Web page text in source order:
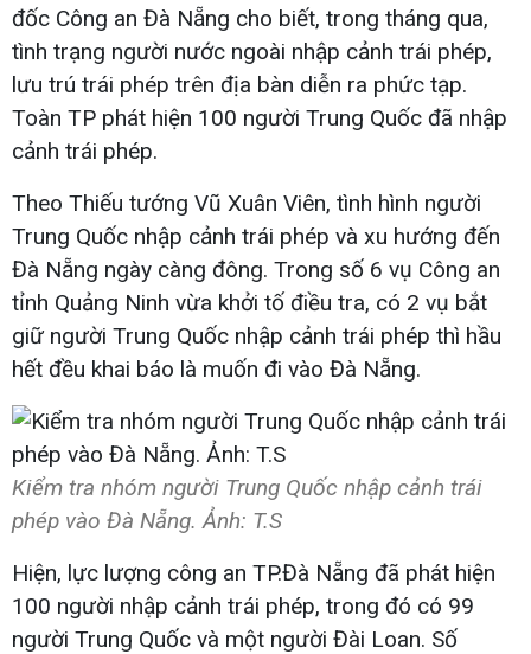
đốc Công an Đà Nẵng cho biết, trong tháng qua,
tình trạng người nước ngoài nhập cảnh trái phép,
lưu trú trái phép trên địa bàn diễn ra phức tạp.
Toàn TP phát hiện 100 người Trung Quốc đã nhập
cảnh trái phép.
Theo Thiếu tướng Vũ Xuân Viên, tình hình người
Trung Quốc nhập cảnh trái phép và xu hướng đến
Đà Nẵng ngày càng đông. Trong số 6 vụ Công an
tỉnh Quảng Ninh vừa khởi tố điều tra, có 2 vụ bắt
giữ người Trung Quốc nhập cảnh trái phép thì hầu
hết đều khai báo là muốn đi vào Đà Nẵng.
Kiểm tra nhóm người Trung Quốc nhập cảnh trái
phép vào Đà Nẵng. Ảnh: T.S
Hiện, lực lượng công an TP.Đà Nẵng đã phát hiện
100 người nhập cảnh trái phép, trong đó có 99
người Trung Quốc và một người Đài Loan. Số